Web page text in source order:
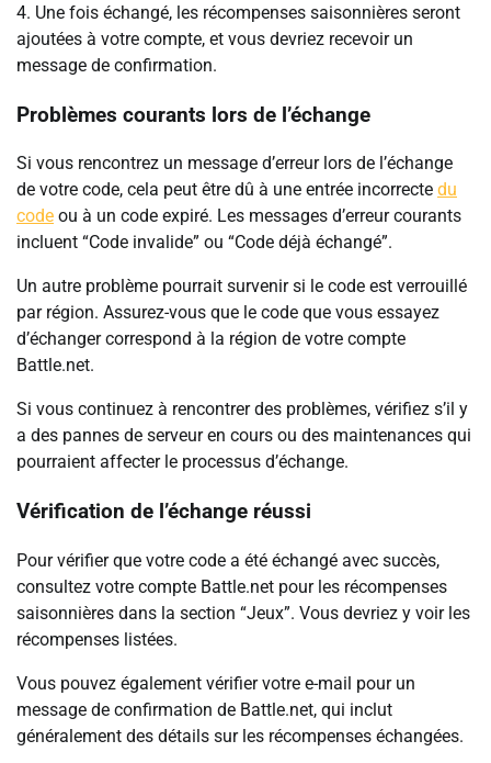
4. Une fois échangé, les récompenses saisonnières seront
ajoutées à votre compte, et vous devriez recevoir un
message de confirmation.
Problèmes courants lors de l’échange
Si vous rencontrez un message d’erreur lors de l’échange
de votre code, cela peut être dû à une entrée incorrecte du
code ou à un code expiré. Les messages d’erreur courants
incluent “Code invalide” ou “Code déjà échangé”.
Un autre problème pourrait survenir si le code est verrouillé
par région. Assurez-vous que le code que vous essayez
d’échanger correspond à la région de votre compte
Battle.net.
Si vous continuez à rencontrer des problèmes, vérifiez s’il y
a des pannes de serveur en cours ou des maintenances qui
pourraient affecter le processus d’échange.
Vérification de l’échange réussi
Pour vérifier que votre code a été échangé avec succès,
consultez votre compte Battle.net pour les récompenses
saisonnières dans la section “Jeux”. Vous devriez y voir les
récompenses listées.
Vous pouvez également vérifier votre e-mail pour un
message de confirmation de Battle.net, qui inclut
généralement des détails sur les récompenses échangées.